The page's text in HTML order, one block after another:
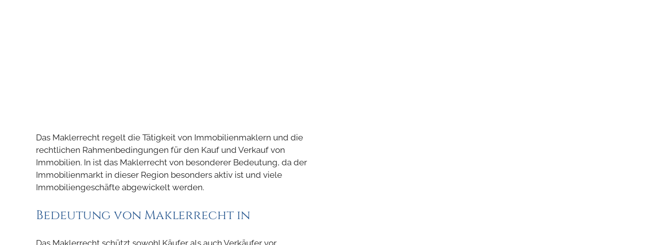
Das Maklerrecht regelt die Tätigkeit von Immobilienmaklern und die
rechtlichen Rahmenbedingungen für den Kauf und Verkauf von
Immobilien. In ist das Maklerrecht von besonderer Bedeutung, da der
Immobilienmarkt in dieser Region besonders aktiv ist und viele
Immobiliengeschäfte abgewickelt werden.
Bedeutung von Maklerrecht in
Das Maklerrecht schützt sowohl Käufer als auch Verkäufer vor